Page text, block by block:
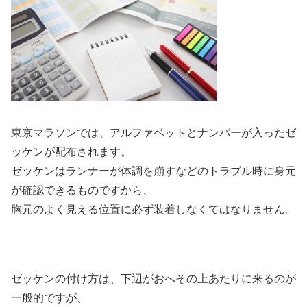
東京マラソンでは、アルファベットとナンバーが入ったゼ
ッケンが配布されます。
ゼッケンはランナーが体調を崩すなどのトラブル時に身元
が確認できるものですから、
胸元のよく見える位置に必ず装着しなくてはなりません。
ゼッケンの付け方は、下辺がおへその上あたりに来るのが
一般的ですが、